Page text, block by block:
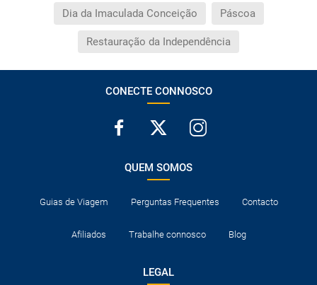
Dia da Imaculada Conceição Páscoa
Restauração da Independência
CONECTE CONNOSCO
QUEM SOMOS
Guias de Viagem Perguntas Frequentes Contacto
Afiliados Trabalhe connosco Blog
LEGAL